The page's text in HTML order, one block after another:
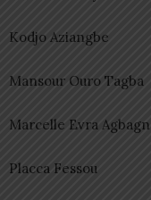
Kodjo Aziangbe
Mansour Ouro Tagba
Marcelle Evra
Placca Fessou